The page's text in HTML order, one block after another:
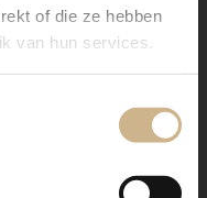
of die ze hebben
van hun services.
RAL kleur, is
. Dit geeft een
of neem